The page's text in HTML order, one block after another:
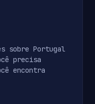
sobre Portugal
precisa
encontra